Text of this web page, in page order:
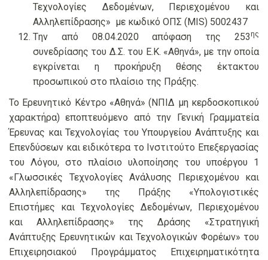
Τεχνολογίες Δεδομένων, Περιεχομένου και
Αλληλεπίδρασης» με κωδικό ΟΠΣ (MIS) 5002437
Tην από 08.04.2020 απόφαση της 253ης
συνεδρίασης του Δ.Σ. του Ε.Κ. «Αθηνά», με την οποία
εγκρίνεται η προκήρυξη θέσης έκτακτου
προσωπικού στο πλαίσιο της Πράξης.
Το Ερευνητικό Κέντρο «Αθηνά» (ΝΠΙΔ μη κερδοσκοπικού
χαρακτήρα) εποπτευόμενο από την Γενική Γραμματεία
Έρευνας και Τεχνολογίας του Υπουργείου Ανάπτυξης και
Επενδύσεων και ειδικότερα το Ινστιτούτο Επεξεργασίας
του Λόγου, στο πλαίσιο υλοποίησης του υποέργου 1
«Γλωσσικές Τεχνολογίες Ανάλυσης Περιεχομένου και
Αλληλεπίδρασης» της Πράξης «Υπολογιστικές
Επιστήμες και Τεχνολογίες Δεδομένων, Περιεχομένου
και Αλληλεπίδρασης» της Δράσης «Στρατηγική
Ανάπτυξης Ερευνητικών και Τεχνολογικών Φορέων» του
Επιχειρησιακού Προγράμματος Επιχειρηματικότητα